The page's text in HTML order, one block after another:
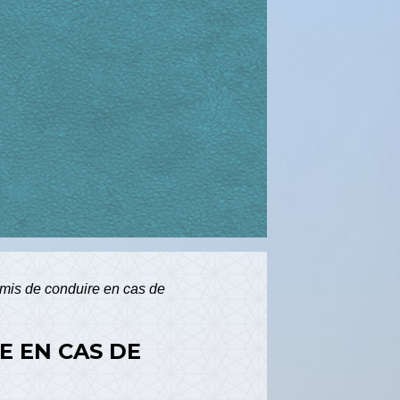
de conduire en cas de
EN CAS DE